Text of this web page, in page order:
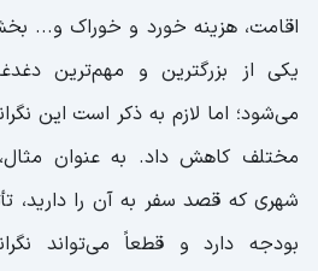
اقامت، هزینه خورد و خوراک و...
یکی از بزرگترین و مهم‌ترین
می‌شود؛ اما لازم به ذکر است این
مختلف کاهش داد. به عنوان
شهری که قصد سفر به آن را دارید،
بودجه دارد و قطعاً می‌تواند